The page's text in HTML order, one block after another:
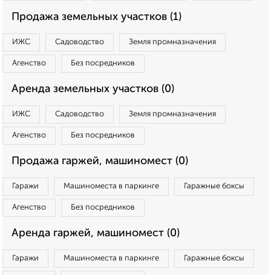
Продажа земельных участков (1)
ИЖС Садоводство Земля промназначения
Агенство Без посредников
Аренда земельных участков (0)
ИЖС Садоводство Земля промназначения
Агенство Без посредников
Продажа гаржей, машиномест (0)
Гаражи Машиноместа в паркинге Гаражные боксы
Агенство Без посредников
Аренда гаржей, машиномест (0)
Гаражи Машиноместа в паркинге Гаражные боксы